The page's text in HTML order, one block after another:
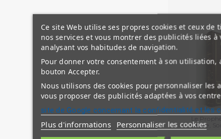
Sa Vie,
Ce site Web utilise ses propres cookies et ceux de
nos services et vous montrer des publicités liées à
analysant vos habitudes de navigation.
Pour donner votre consentement à son utilisation,
bouton Accepter.
Nous utilisons des cookies pour personnaliser les
vous proposer des publicités adaptées à vos
site de Google concernant la confidentialité et les
Plus d'informations Personnaliser les cookies